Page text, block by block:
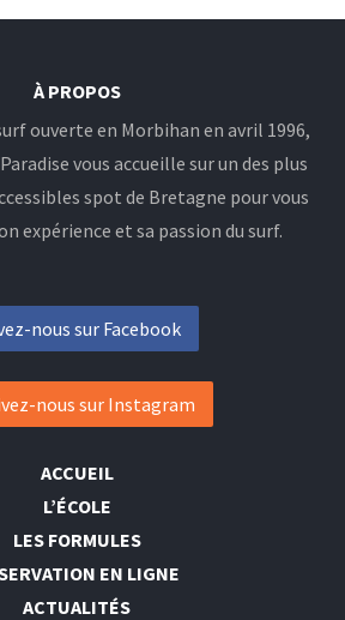
À PROPOS
ouverte en Morbihan en avril 1996,
vous accueille sur un des plus
spot de Bretagne pour vous
expérience et sa passion du surf.
nous sur Facebook
nous sur Instagram
ACCUEIL
L’ÉCOLE
LES FORMULES
EN LIGNE
ACTUALITÉS